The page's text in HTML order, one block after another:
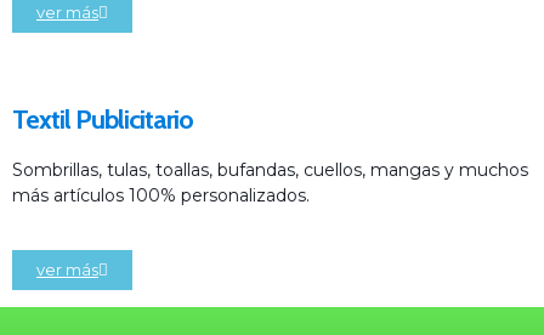
ver más
Textil Publicitario
Sombrillas, tulas, toallas, bufandas, cuellos, mangas y muchos
más artículos 100% personalizados.
ver más